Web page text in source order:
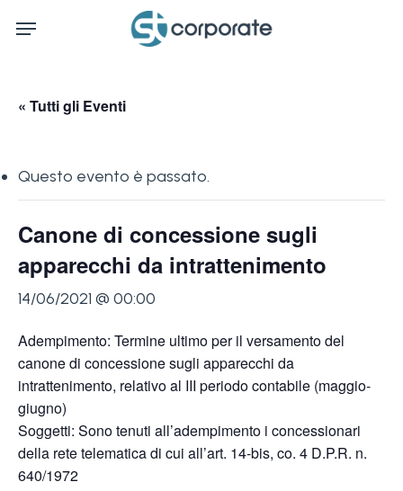
Menu
« Tutti gli Eventi
Questo evento è passato.
Canone di concessione sugli
apparecchi da intrattenimento
14/06/2021 @ 00:00
Adempimento: Termine ultimo per il versamento del
canone di concessione sugli apparecchi da
intrattenimento, relativo al III periodo contabile (maggio-
giugno)
Soggetti: Sono tenuti all’adempimento i concessionari
della rete telematica di cui all’art. 14-bis, co. 4 D.P.R. n.
640/1972